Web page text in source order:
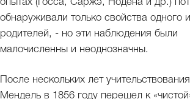
опытах (Госса, Саржэ, Нодена и др.)
обнаруживали только свойства одного
родителей, - но эти наблюдения были
малочисленны и неоднозначны.
После нескольких лет учительствования
Мендель в 1856 году перешел к